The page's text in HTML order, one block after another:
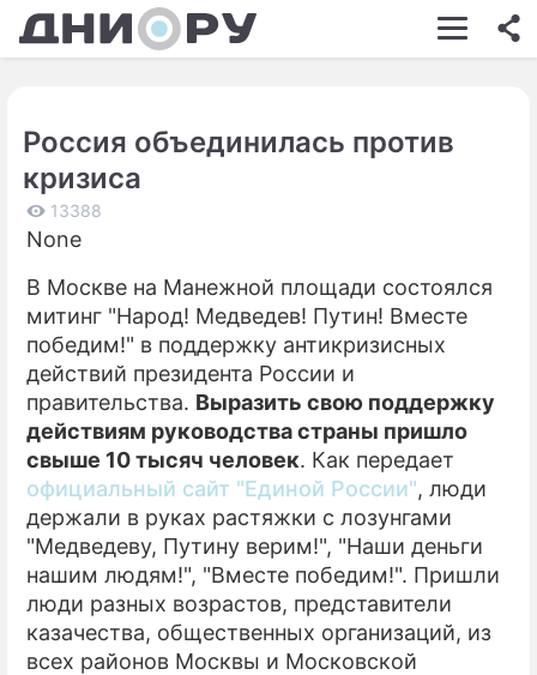
ШОУ-БИЗНЕС
КИНО
ЭКОНОМИКА
ПРОИСШЕСТВИЯ
СТИЛЬ ЖИЗНИ
СЕРИАЛЫ
ИГРЫ
ПРЕСС-РЕЛИЗЫ
О ПРОЕКТЕ
Россия объединилась против
кризиса
13388
None
В Москве на Манежной площади состоялся
митинг "Народ! Медведев! Путин! Вместе
победим!" в поддержку антикризисных
действий президента России и
правительства. Выразить свою поддержку
действиям руководства страны пришло
свыше 10 тысяч человек. Как передает
официальный сайт "Единой России", люди
держали в руках растяжки с лозунгами
"Медведеву, Путину верим!", "Наши деньги
нашим людям!", "Вместе победим!". Пришли
люди разных возрастов, представители
казачества, общественных организаций, из
всех районов Москвы и Московской